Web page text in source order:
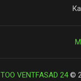
ТОО VENTFASAD 24©